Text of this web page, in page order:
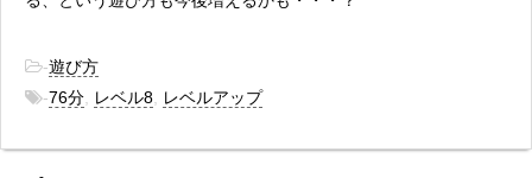
-遊び方
-76分 レベル8 レベルアップ